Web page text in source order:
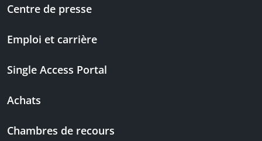
Centre de presse
Emploi et carrière
Single Access Portal
Achats
Chambres de recours